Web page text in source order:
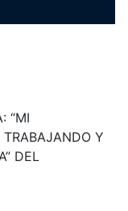
“MI
TRABAJANDO Y
DEL